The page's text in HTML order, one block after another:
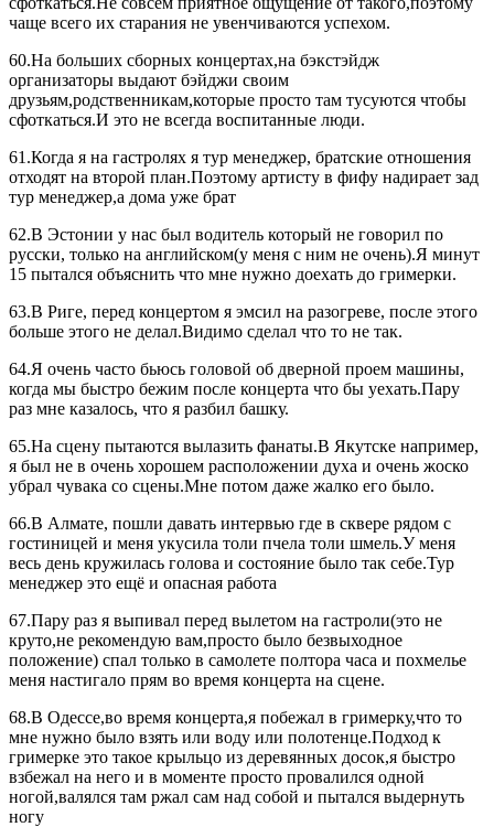
чаще всего их старания не увенчиваются успехом.
60.На больших сборных концертах,на бэкстэйдж
организаторы выдают бэйджи своим
друзьям,родственникам,которые просто там тусуются чтобы
сфоткаться.И это не всегда воспитанные люди.
61.Когда я на гастролях я тур менеджер, братские отношения
отходят на второй план.Поэтому артисту в фифу надирает зад
тур менеджер,а дома уже брат
62.В Эстонии у нас был водитель который не говорил по
русски, только на английском(у меня с ним не очень).Я минут
15 пытался объяснить что мне нужно доехать до гримерки.
63.В Риге, перед концертом я эмсил на разогреве, после этого
больше этого не делал.Видимо сделал что то не так.
64.Я очень часто бьюсь головой об дверной проем машины,
когда мы быстро бежим после концерта что бы уехать.Пару
раз мне казалось, что я разбил башку.
65.На сцену пытаются вылазить фанаты.В Якутске например,
я был не в очень хорошем расположении духа и очень жоско
убрал чувака со сцены.Мне потом даже жалко его было.
66.В Алмате, пошли давать интервью где в сквере рядом с
гостиницей и меня укусила толи пчела толи шмель.У меня
весь день кружилась голова и состояние было так себе.Тур
менеджер это ещё и опасная работа
67.Пару раз я выпивал перед вылетом на гастроли(это не
круто,не рекомендую вам,просто было безвыходное
положение) спал только в самолете полтора часа и похмелье
меня настигало прям во время концерта на сцене.
68.В Одессе,во время концерта,я побежал в гримерку,что то
мне нужно было взять или воду или полотенце.Подход к
гримерке это такое крыльцо из деревянных досок,я быстро
взбежал на него и в моменте просто провалился одной
ногой,валялся там ржал сам над собой и пытался выдернуть
ногу